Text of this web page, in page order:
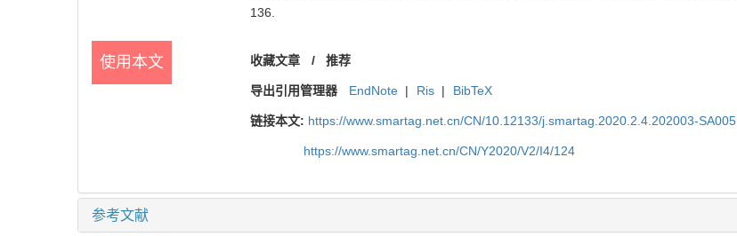
136.
使用本文 收藏文章 / 推荐
导出引用管理器 EndNote | Ris | BibTeX
链接本文: https://www.smartag.net.cn/CN/10.12133/j.smartag.2020.2.4.202003-SA005
https://www.smartag.net.cn/CN/Y2020/V2/I4/124
参考文献